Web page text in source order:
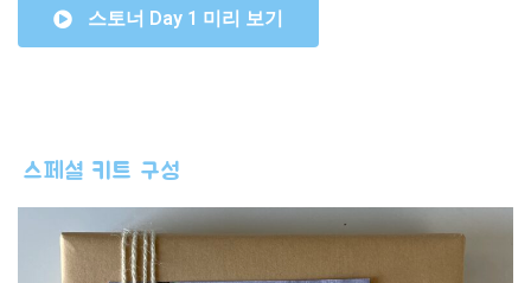
스토너 Day 1 미리 보기
스페셜 키트 구성